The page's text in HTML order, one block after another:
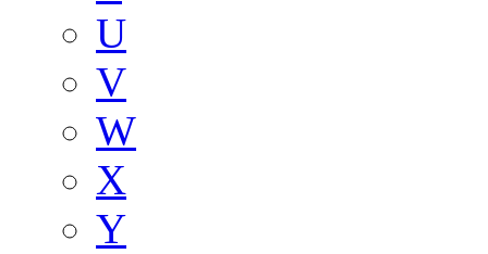
U
V
W
X
Y